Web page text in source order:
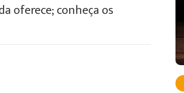
oferece; conheça os